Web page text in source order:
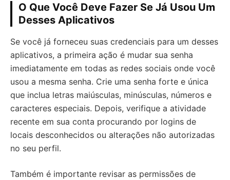
O Que Você Deve Fazer Se Já Usou Um
Desses Aplicativos
Se você já forneceu suas credenciais para um desses
aplicativos, a primeira ação é mudar sua senha
imediatamente em todas as redes sociais onde você
usou a mesma senha. Crie uma senha forte e única
que inclua letras maiúsculas, minúsculas, números e
caracteres especiais. Depois, verifique a atividade
recente em sua conta procurando por logins de
locais desconhecidos ou alterações não autorizadas
no seu perfil.
Também é importante revisar as permissões de